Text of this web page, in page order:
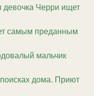
девочка Черри ищет
самым преданным
мальчик
дома. Приют